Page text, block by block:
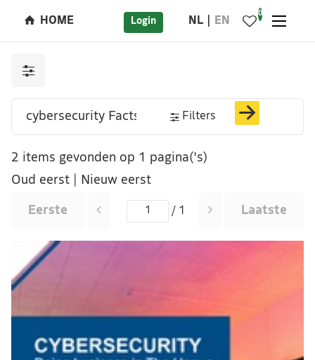
HOME Login NL EN
0
Filters
2 items gevonden op 1 pagina('s)
Oud eerst
Nieuw eerst
Eerste / 1 Laatste